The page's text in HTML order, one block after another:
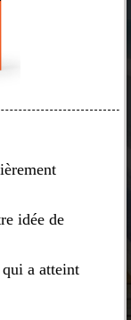
idée de
a atteint